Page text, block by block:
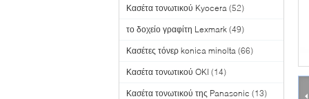
Κασέτα τονωτικού Kyocera (52)
το δοχείο γραφίτη Lexmark (49)
Κασέτες τόνερ konica minolta (66)
Κασέτα τονωτικού OKI (14)
Κασέτα τονωτικού της Panasonic (13)